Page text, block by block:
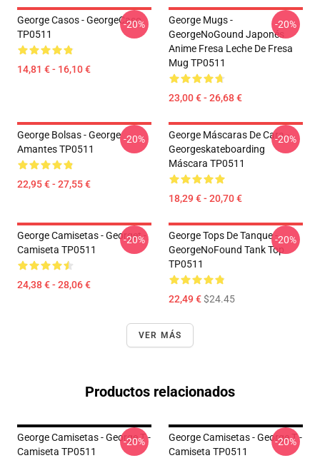
George Casos - GeorgeCaso
TP0511
14,81 € - 16,10 €
-20%
George Mugs -
GeorgeNoGound Japonés
Anime Fresa Leche De Fresa
Mug TP0511
23,00 € - 26,68 €
-20%
George Bolsas - George
Amantes TP0511
22,95 € - 27,55 €
-20%
George Máscaras De Cara -
Georgeskateboarding
Máscara TP0511
18,29 € - 20,70 €
-20%
George Camisetas - Georget -
Camiseta TP0511
24,38 € - 28,06 €
-20%
George Tops De Tanque -
GeorgeNoFound Tank Top
TP0511
22,49 €$24.45
-20%
VER MÁS
Productos relacionados
George Camisetas - George T -
Camiseta TP0511
-20%
George Camisetas - George T -
Camiseta TP0511
-20%